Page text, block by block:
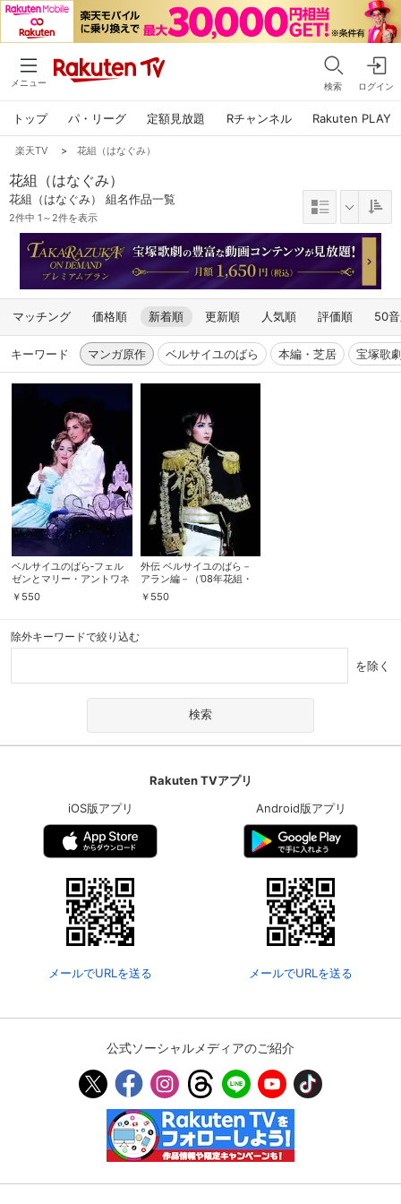
メニュー 検索 ログイン
トップ パ・リーグ 定額見放題 Rチャンネル Rakuten PLAY
楽天TV > 花組（はなぐみ）
花組（はなぐみ）
花組（はなぐみ） 組名作品一覧
2件中 1～2件を表示
マッチング 価格順 新着順 更新順 人気順 評価順 50
キーワード マンガ原作 ベルサイユのばら 本編・芝居 宝塚歌
ベルサイユのばら‐フェル
ゼンとマリー・アントワネ
ット編-（’15年花組・台
湾・千秋楽）
￥ 550
外伝 ベルサイユのばら－
アラン編－（’08年花組・
全国・千秋楽）
￥ 550
除外キーワードで絞り込む
を除く
Rakuten TVアプリ
iOS版アプリ
メールでURLを送る
Android版アプリ
メールでURLを送る
公式ソーシャルメディアのご紹介